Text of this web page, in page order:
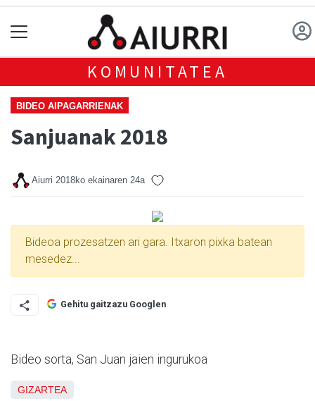
KOMUNITATEA
BIDEO AIPAGARRIENAK
Sanjuanak 2018
Aiurri 2018ko ekainaren 24a
Bideoa prozesatzen ari gara. Itxaron pixka batean
mesedez...
Gehitu gaitzazu Googlen
Bideo sorta, San Juan jaien ingurukoa
GIZARTEA